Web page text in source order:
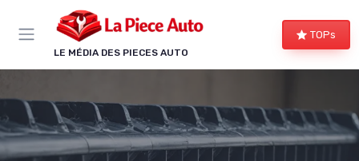
LE MÉDIA DES PIECES AUTO
TOPs
Panneau de gestion des cookies